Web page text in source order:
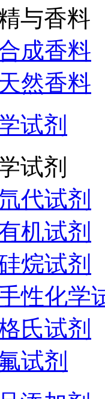
与香料
成香料
天然香料
试剂
试剂
代试剂
机试剂
烷试剂
性化学
氏试剂
试剂